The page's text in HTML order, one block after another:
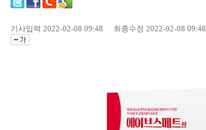
기사입력 2022-02-08 09:48 최종수정 2022-02-08 09:48